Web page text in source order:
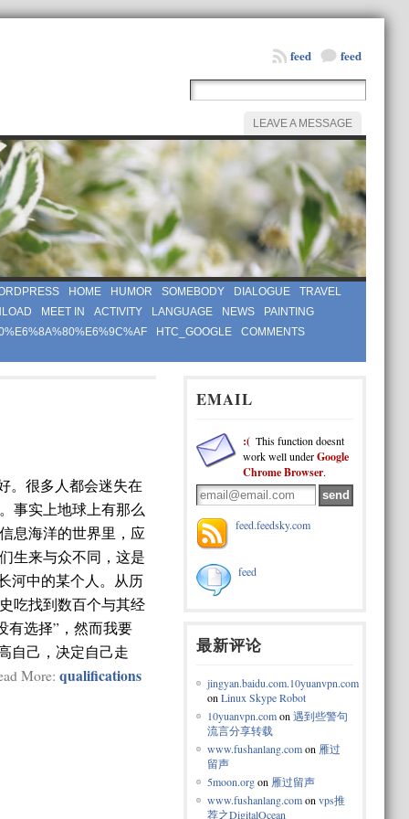
feed
feed
LEAVE A MESSAGE
HOME HUMOR SOMEBODY DIALOGUE
TRAVEL
MEET IN ACTIVITY LANGUAGE NEWS
PAINTING
HTC_GOOGLE
COMMENTS
。很多人都会迷失在
事实上地球上有那么
息海洋的世界里，应
生来与众不同，这是
河中的某个人。从历
吃找到数百个与其经
有选择”，然而我要
自己，决定自己走
More: qualifications
EMAIL
:( This function doesnt
work well underGoogle
Chrome Browser.
feed.feedsky.com
feed
最新评论
jingyan.baidu.com.10yuanvpn.com
onLinux Skype Robot
10yuanvpn.comon遇到些警句
流言分享转载
www.fushanlang.comon 雁过
留声
5moon.orgon 雁过留声
www.fushanlang.comonvps推
荐之DigitalOcean